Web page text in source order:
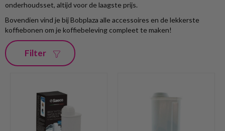
onderhoudsset, altijd voor de laagste prijs.
Bovendien vind je bij Bobplaza alle accessoires en de lekkerste
koffiebonen om je koffiebeleving compleet te maken!
Filter